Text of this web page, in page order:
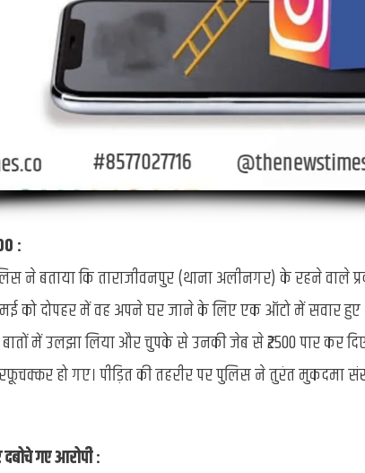
:
बताया कि ताराजीवनपुर (थाना अलीनगर) के रहने वाले
मई को दोपहर में वह अपने घर जाने के लिए एक ऑटो में सवार
में उलझा लिया और चुपके से उनकी जेब से ₹2500 पार कर
हो गए। पीड़ित की तहरीर पर पुलिस ने तुरंत मुकदमा
गए आरोपी :